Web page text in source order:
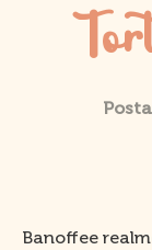
Banoffee